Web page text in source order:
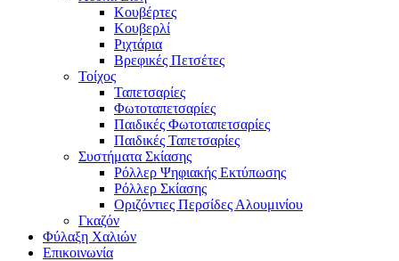
Κουβέρτες
Κουβερλί
Ριχτάρια
Βρεφικές Πετσέτες
Τοίχος
Ταπετσαρίες
Φωτοταπετσαρίες
Παιδικές Φωτοταπετσαρίες
Παιδικές Ταπετσαρίες
Συστήματα Σκίασης
Ρόλλερ Ψηφιακής Εκτύπωσης
Ρόλλερ Σκίασης
Οριζόντιες Περσίδες Αλουμινίου
Γκαζόν
Φύλαξη Χαλιών
Επικοινωνία